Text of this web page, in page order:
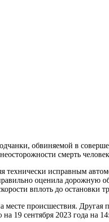
обвиняемой в
смерть
технически исправным
оценила дорожную
вплоть до остановки
происшествия. Другая
19 сентября 2023 года на